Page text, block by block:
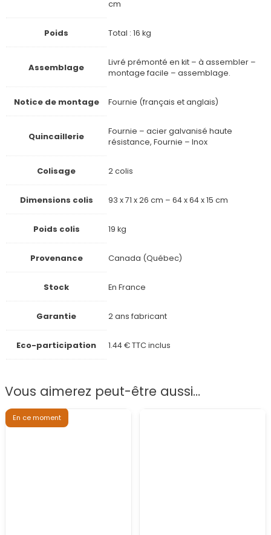
cm
Poids Total : 16 kg
Assemblage
Livré prémonté en kit – à assembler –
montage facile – assemblage.
Notice de montage Fournie (français et anglais)
Quincaillerie
Fournie – acier galvanisé haute
résistance, Fournie – Inox
Colisage 2 colis
Dimensions colis 93 x 71 x 26 cm – 64 x 64 x 15 cm
Poids colis 19 kg
Provenance Canada (Québec)
Stock En France
Garantie 2 ans fabricant
Eco-participation 1.44 € TTC inclus
Vous aimerez peut-être aussi…
En ce moment